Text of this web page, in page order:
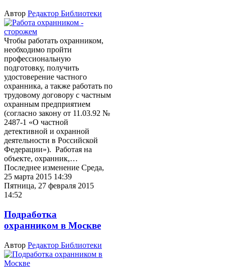
Автор Редактор Библиотеки
Чтобы работать охранником,
необходимо пройти
профессиональную
подготовку, получить
удостоверение частного
охранника, а также работать по
трудовому договору с частным
охранным предприятием
(согласно закону от 11.03.92 №
2487-1 «О частной
детективной и охранной
деятельности в Российской
Федерации»). Работая на
объекте, охранник,…
Последнее изменение Среда,
25 марта 2015 14:39
Пятница, 27 февраля 2015
14:52
Подработка
охранником в Москве
Автор Редактор Библиотеки